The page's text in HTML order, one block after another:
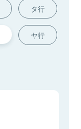
タ行
ヤ行